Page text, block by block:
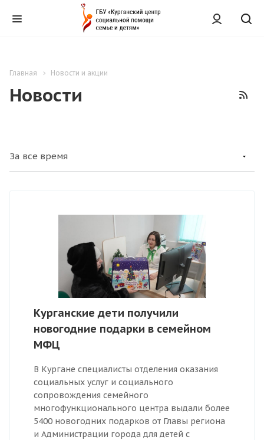
Главная Новости и акции
Новости
Курганские дети получили
новогодние подарки в семейном
МФЦ
В Кургане специалисты отделения оказания
социальных услуг и социального
сопровождения семейного
многофункционального центра выдали более
5400 новогодних подарков от Главы региона
и Администрации города для детей с